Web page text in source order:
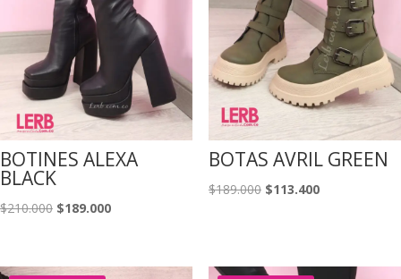
BOTINES ALEXA
BLACK
$210.000 El
$189.000El
BOTAS AVRIL GREEN
$189.000 El
$113.400El